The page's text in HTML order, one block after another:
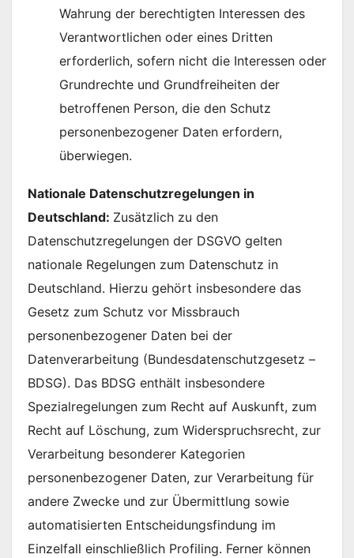
Wahrung der berechtigten Interessen des
Verantwortlichen oder eines Dritten
erforderlich, sofern nicht die Interessen oder
Grundrechte und Grundfreiheiten der
betroffenen Person, die den Schutz
personenbezogener Daten erfordern,
überwiegen.
Nationale Datenschutzregelungen in
Deutschland: Zusätzlich zu den
Datenschutzregelungen der DSGVO gelten
nationale Regelungen zum Datenschutz in
Deutschland. Hierzu gehört insbesondere das
Gesetz zum Schutz vor Missbrauch
personenbezogener Daten bei der
Datenverarbeitung (Bundesdatenschutzgesetz –
BDSG). Das BDSG enthält insbesondere
Spezialregelungen zum Recht auf Auskunft, zum
Recht auf Löschung, zum Widerspruchsrecht, zur
Verarbeitung besonderer Kategorien
personenbezogener Daten, zur Verarbeitung für
andere Zwecke und zur Übermittlung sowie
automatisierten Entscheidungsfindung im
Einzelfall einschließlich Profiling. Ferner können